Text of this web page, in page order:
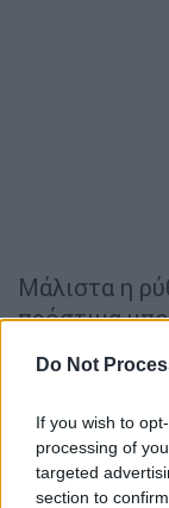
Do Not
If you wish to
processing of
targeted
section to
Μάλιστα η
πρόστιμα
εάν πριν τα
ραντεβού
Ιανουάριος
των 60 ετών
πρόστιμα θα